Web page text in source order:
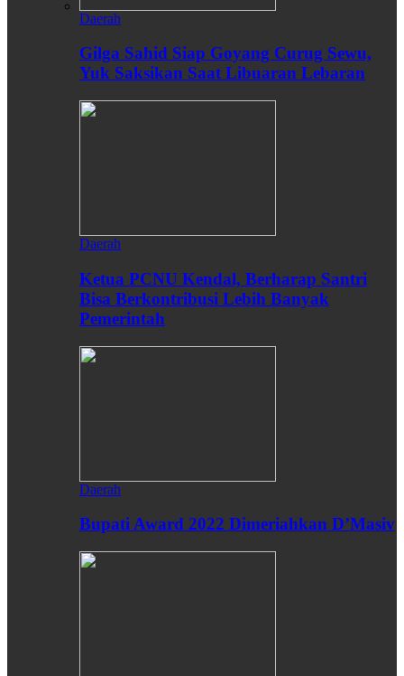
Daerah
Gilga Sahid Siap Goyang Curug Sewu,
Yuk Saksikan Saat Libuaran Lebaran
Daerah
Ketua PCNU Kendal, Berharap Santri
Bisa Berkontribusi Lebih Banyak
Pemerintah
Daerah
Bupati Award 2022 Dimeriahkan D’Masiv